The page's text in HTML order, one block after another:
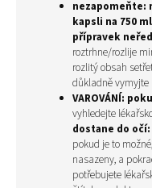
nezapomeňte:
kapsli na 750
přípravek
roztrhne/rozlije
rozlitý obsah
důkladně vymyjte
VAROVÁNÍ:
vyhledejte
dostane do očí:
pokud je to
nasazeny, a
potřebujete